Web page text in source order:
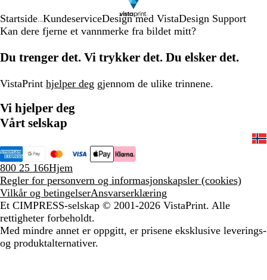
Startside KundeserviceDesign med VistaDesign Support
Kan dere fjerne et vannmerke fra bildet mitt?
Du trenger det. Vi trykker det. Du elsker det.
VistaPrint hjelper deg gjennom de ulike trinnene.
Vi hjelper deg
Vårt selskap
800 25 166Hjem
Regler for personvern og informasjonskapsler (cookies)
Vilkår og betingelserAnsvarserklæring
Et CIMPRESS-selskap © 2001-2026 VistaPrint. Alle
rettigheter forbeholdt.
Med mindre annet er oppgitt, er prisene eksklusive leverings-
og produktalternativer.